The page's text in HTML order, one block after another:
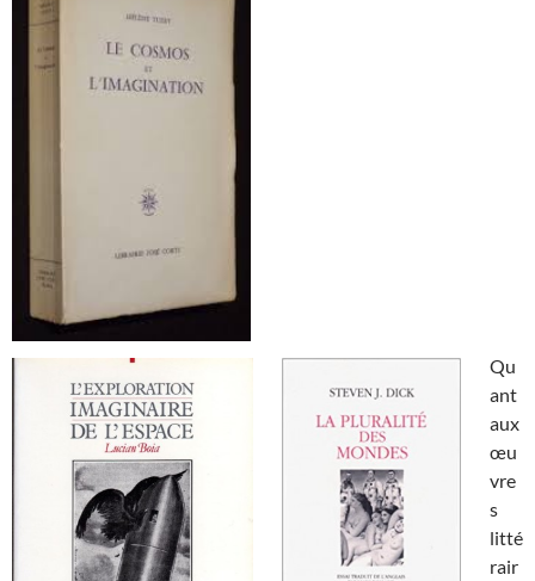
Qu
ant
aux
œu
vre
s
litté
rair